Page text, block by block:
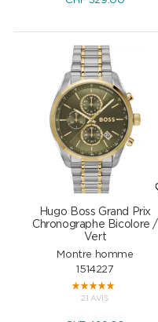
Hugo Boss Grand Prix
Chronographe Bicolore /
Vert
Montre homme
1514227
21 AVIS